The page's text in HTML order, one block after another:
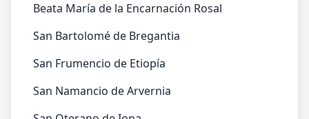
Beata María de la Encarnación Rosal
San Bartolomé de Bregantia
San Frumencio de Etiopía
San Namancio de Arvernia